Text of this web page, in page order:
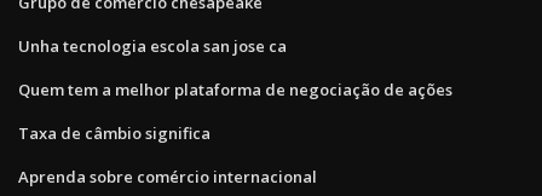
Unha tecnologia escola san jose ca
Quem tem a melhor plataforma de negociação de ações
Taxa de câmbio significa
Aprenda sobre comércio internacional